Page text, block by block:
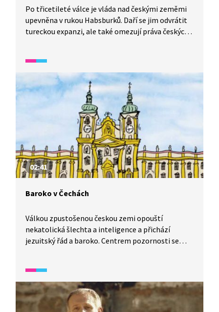
Po třicetileté válce je vláda nad českými zeměmi
upevněna v rukou Habsburků. Daří se jim odvrátit
tureckou expanzi, ale také omezují práva českých
02:41
Baroko v Čechách
Válkou zpustošenou českou zemi opouští
nekatolická šlechta a inteligence a přichází
jezuitský řád a baroko. Centrem pozornosti se